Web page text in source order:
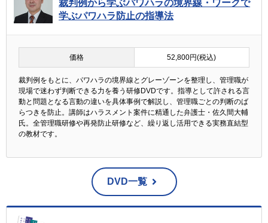
裁判例から学ぶパワハラの境界線・ワークで
学ぶパワハラ防止の指導法
価格 52,800円(税込)
裁判例をもとに、パワハラの境界線とグレーゾーンを整理し、管理職が
現場で迷わず判断できる力を養う研修DVDです。指導として許される言
動と問題となる言動の違いを具体事例で解説し、管理職ごとの判断のば
らつきを防止。講師はハラスメント案件に精通した弁護士・佐久間大輔
氏。全管理職研修や再発防止研修など、繰り返し活用できる実務直結型
の教材です。
DVD一覧